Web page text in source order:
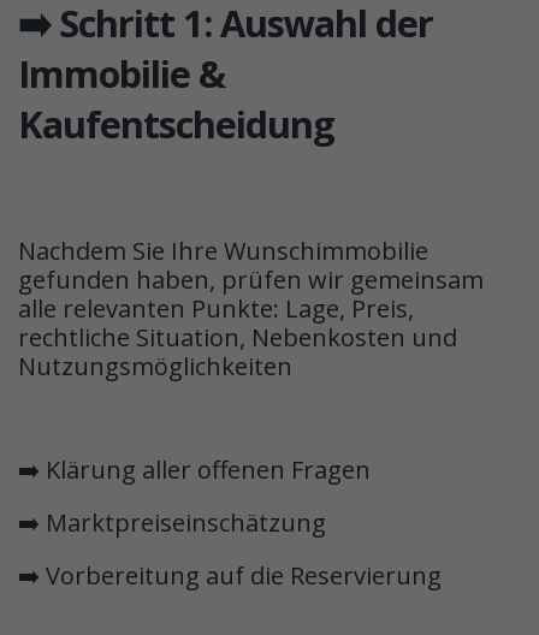
➡️ Schritt 1: Auswahl der
Immobilie &
Kaufentscheidung
Nachdem Sie Ihre Wunschimmobilie
gefunden haben, prüfen wir gemeinsam
alle relevanten Punkte: Lage, Preis,
rechtliche Situation, Nebenkosten und
Nutzungsmöglichkeiten
➡️ Klärung aller offenen Fragen
➡️ Marktpreiseinschätzung
➡️ Vorbereitung auf die Reservierung